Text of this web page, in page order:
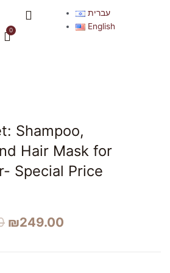
Menu
0Cart
עברית
English
Shampoo,
Hair Mask for
Special Price
₪249.00